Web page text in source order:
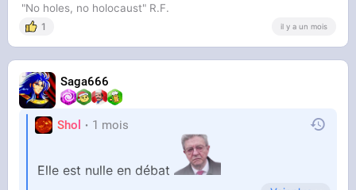
"No holes, no holocaust" R.F.
1 il y a un mois
Saga666
Shol 1 mois
Elle est nulle en débat